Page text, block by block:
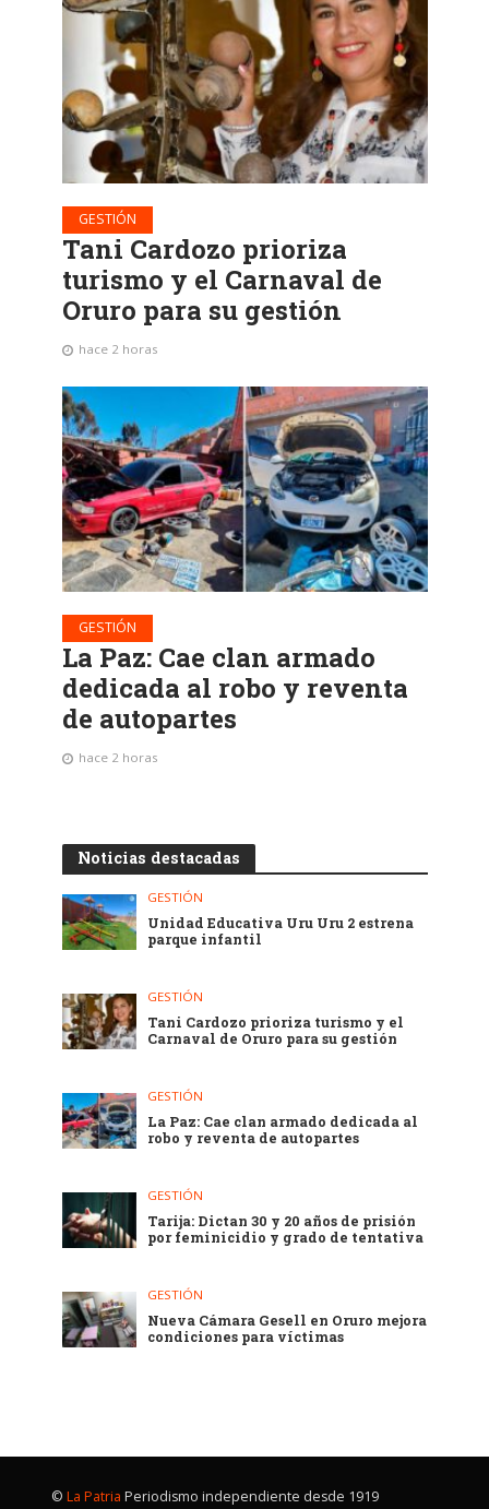
GESTIÓN
Tani Cardozo prioriza
turismo y el Carnaval de
Oruro para su gestión
hace 2 horas
GESTIÓN
La Paz: Cae clan armado
dedicada al robo y reventa
de autopartes
hace 2 horas
Noticias destacadas
GESTIÓN
Unidad Educativa Uru Uru 2 estrena
parque infantil
GESTIÓN
Tani Cardozo prioriza turismo y el
Carnaval de Oruro para su gestión
GESTIÓN
La Paz: Cae clan armado dedicada al
robo y reventa de autopartes
GESTIÓN
Tarija: Dictan 30 y 20 años de prisión
por feminicidio y grado de tentativa
GESTIÓN
Nueva Cámara Gesell en Oruro mejora
condiciones para víctimas
© La Patria Periodismo independiente desde 1919